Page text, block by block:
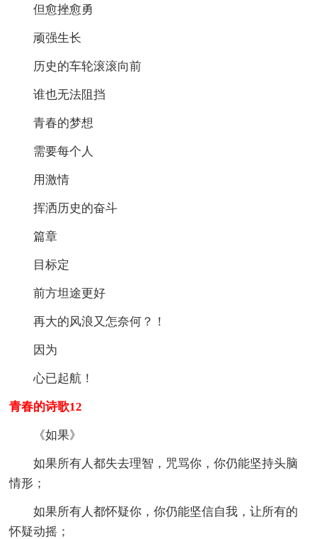
但愈挫愈勇
顽强生长
历史的车轮滚滚向前
谁也无法阻挡
青春的梦想
需要每个人
用激情
挥洒历史的奋斗
篇章
目标定
前方坦途更好
再大的风浪又怎奈何？！
因为
心已起航！
青春的诗歌12
《如果》
如果所有人都失去理智，咒骂你，你仍能坚持头脑
情形；
如果所有人都怀疑你，你仍能坚信自我，让所有的
怀疑动摇；